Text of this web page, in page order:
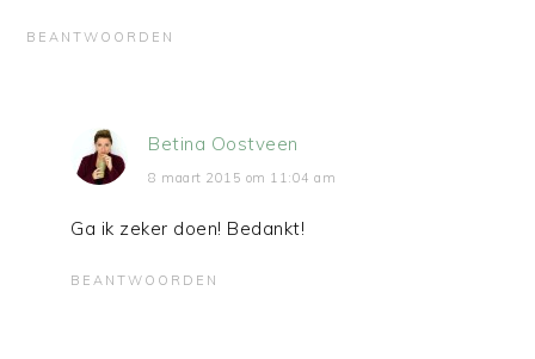
BEANTWOORDEN
Betina Oostveen
8 maart 2015 om 11:04 am
Ga ik zeker doen! Bedankt!
BEANTWOORDEN